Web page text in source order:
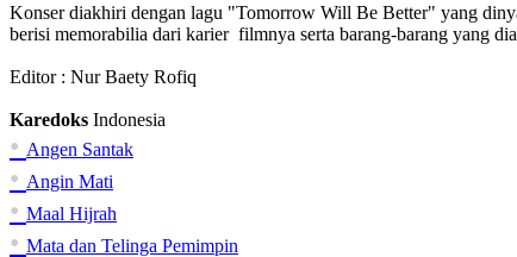
Konser diakhiri dengan lagu "Tomorrow Will Be Better" yang
berisi memorabilia dari karier filmnya serta barang-barang yang
Editor : Nur Baety Rofiq
Karedoks Indonesia
• Angen Santak
• Angin Mati
• Maal Hijrah
• Mata dan Telinga Pemimpin